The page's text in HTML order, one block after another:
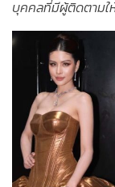
บุคคลที่มีผู้ติดตามใ